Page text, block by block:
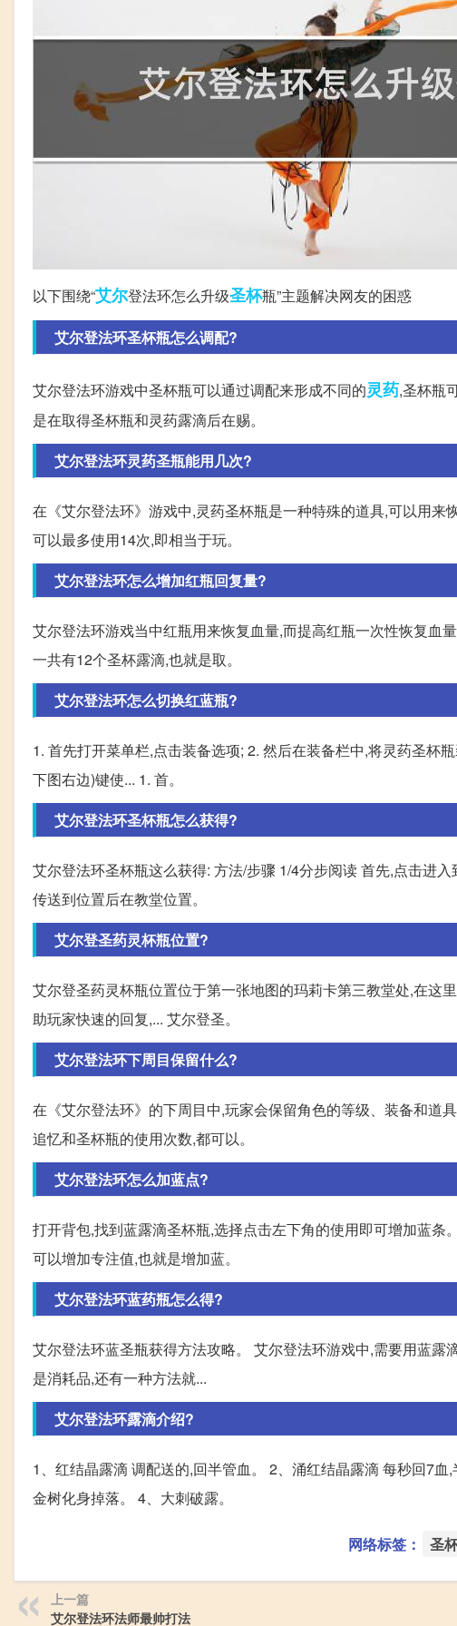
以下围绕“艾尔登法环怎么升级圣杯瓶”主题解决网友的困惑
艾尔登法环圣杯瓶怎么调配?
艾尔登法环游戏中圣杯瓶可以通过调配来形成不同的灵药,圣杯瓶
是在取得圣杯瓶和灵药露滴后在赐。
艾尔登法环灵药圣瓶能用几次?
在《艾尔登法环》游戏中,灵药圣杯瓶是一种特殊的道具,可以用
可以最多使用14次,即相当于玩。
艾尔登法环怎么增加红瓶回复量?
艾尔登法环游戏当中红瓶用来恢复血量,而提高红瓶一次性恢复血
一共有12个圣杯露滴,也就是取。
艾尔登法环怎么切换红蓝瓶?
1. 首先打开菜单栏,点击装备选项; 2. 然后在装备栏中,将灵药圣杯
下图右边)键使... 1. 首。
艾尔登法环圣杯瓶怎么获得?
艾尔登法环圣杯瓶这么获得: 方法/步骤 1/4分步阅读 首先,点击进
传送到位置后在教堂位置。
艾尔登圣药灵杯瓶位置?
艾尔登圣药灵杯瓶位置位于第一张地图的玛莉卡第三教堂处,在这
助玩家快速的回复,... 艾尔登圣。
艾尔登法环下周目保留什么?
在《艾尔登法环》的下周目中,玩家会保留角色的等级、装备和道
追忆和圣杯瓶的使用次数,都可以。
艾尔登法环怎么加蓝点?
打开背包,找到蓝露滴圣杯瓶,选择点击左下角的使用即可增加蓝
可以增加专注值,也就是增加蓝。
艾尔登法环蓝药瓶怎么得?
艾尔登法环蓝圣瓶获得方法攻略。 艾尔登法环游戏中,需要用蓝
是消耗品,还有一种方法就...
艾尔登法环露滴介绍?
1、红结晶露滴 调配送的,回半管血。 2、涌红结晶露滴 每秒回7
金树化身掉落。 4、大刺破露。
网络标签： 圣
上一篇
艾尔登法环法师最帅打法